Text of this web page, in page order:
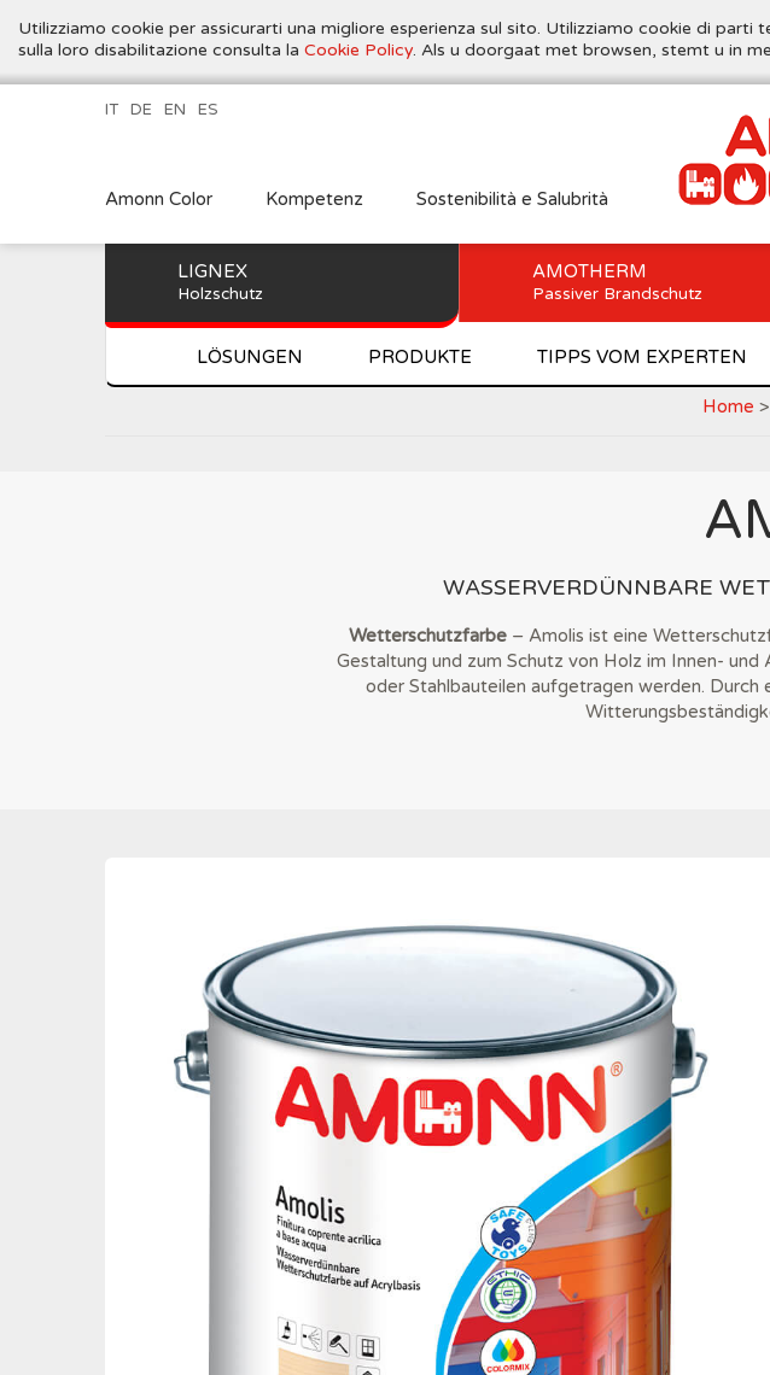
Utilizziamo cookie per assicurarti una migliore esperienza sul sito. Utilizziamo cookie di
sulla loro disabilitazione consulta la Cookie Policy. Als u doorgaat met browsen, stemt u in
Amonn Color Kompetenz Sostenibilità e Salubrità
IT DE EN ES
LIGNEX
Holzschutz
LÖSUNGEN PRODUKTE TIPPS VOM EXPERTEN
AMOTHERM
Passiver Brandschutz
Home >
WASSERVERDÜNNBARE
Wetterschutzfarbe– Amolis ist eine
Gestaltung und zum Schutz von Holz im Innen-
oder Stahlbauteilen aufgetragen werden. Durch